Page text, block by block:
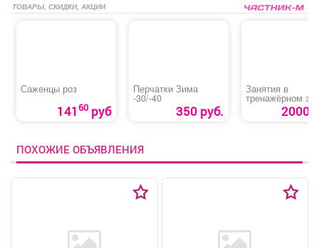
ТОВАРЫ, СКИДКИ, АКЦИИ
Саженцы роз
14160руб
Перчатки Зима
-30/-40
350 руб.
Занятия в
тренажёрном
для взрослых
2000
ПОХОЖИЕ ОБЪЯВЛЕНИЯ